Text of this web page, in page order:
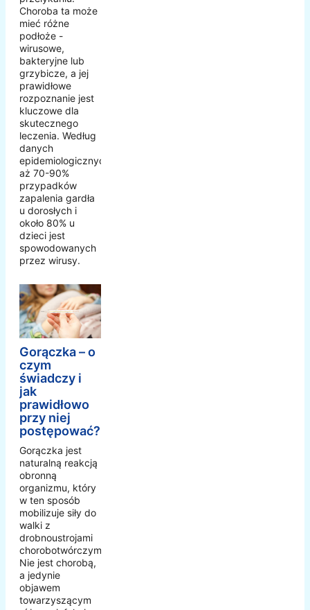
Choroba ta może
mieć różne
podłoże -
wirusowe,
bakteryjne lub
grzybicze, a jej
prawidłowe
rozpoznanie jest
kluczowe dla
skutecznego
leczenia. Według
danych
epidemiologicznych,
aż 70-90%
przypadków
zapalenia gardła
u dorosłych i
około 80% u
dzieci jest
spowodowanych
przez wirusy.
Gorączka – o
czym
świadczy i
jak
prawidłowo
przy niej
postępować?
Gorączka jest
naturalną reakcją
obronną
organizmu, który
w ten sposób
mobilizuje siły do
walki z
drobnoustrojami
chorobotwórczymi.
Nie jest chorobą,
a jedynie
objawem
towarzyszącym